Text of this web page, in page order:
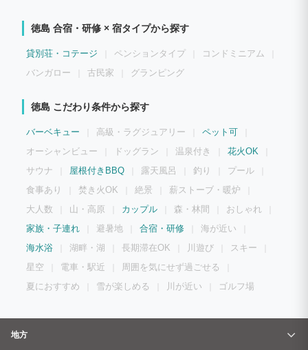
徳島 合宿・研修 × 宿タイプから探す
貸別荘・コテージ ペンションタイプ
コンドミニアム
バンガロー
古民家 グランピング
徳島 こだわり条件から探す
バーベキュー 高級・ラグジュアリー
ペット可
オーシャンビュー
ドッグラン 温泉付き
花火OK
サウナ
屋根付きBBQ 露天風呂 釣り
プール
食事あり
焚き火OK 絶景
薪ストーブ・暖炉
大人数
山・高原 カップル 森・林間
おしゃれ
家族・子連れ
避暑地 合宿・研修
海が近い
海水浴
湖畔・湖 長期滞在OK 川遊び
スキー
星空
電車・駅近
周囲を気にせず過ごせる
夏におすすめ
雪が楽しめる 川が近い ゴルフ場
地方